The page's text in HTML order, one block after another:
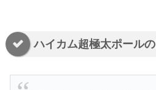
ハイカム超極太ポールの